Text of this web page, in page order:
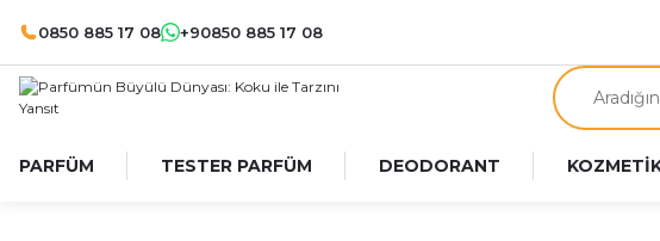
0850 885 17 08 +90850 885 17 08
PARFÜM TESTER PARFÜM DEODORANT